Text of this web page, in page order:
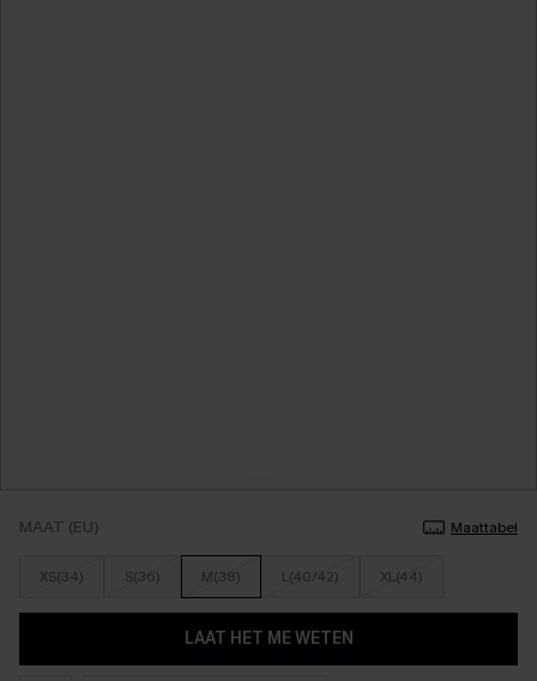
MAAT (EU) Maattabel
XS(34) S(36) M(38) L(40/42) XL(44)
LAAT HET ME WETEN